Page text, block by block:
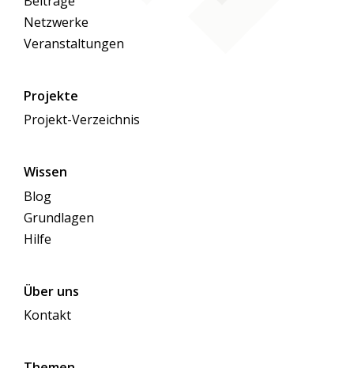
Netzwerke
Veranstaltungen
Projekte
Projekt-Verzeichnis
Wissen
Blog
Grundlagen
Hilfe
Über uns
Kontakt